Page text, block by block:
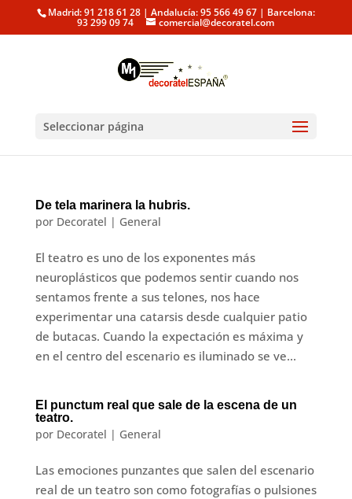
Madrid: 91 218 61 28 | Andalucía: 95 566 49 67 | Barcelona:
93 299 09 74 comercial@decoratel.com
Seleccionar página
De tela marinera la hubris.
por Decoratel | General
El teatro es uno de los exponentes más
neuroplásticos que podemos sentir cuando nos
sentamos frente a sus telones, nos hace
experimentar una catarsis desde cualquier patio
de butacas. Cuando la expectación es máxima y
en el centro del escenario es iluminado se ve...
El punctum real que sale de la escena de un
teatro.
por Decoratel | General
Las emociones punzantes que salen del escenario
real de un teatro son como fotografías o pulsiones